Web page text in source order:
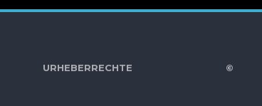
URHEBERRECHTE ©